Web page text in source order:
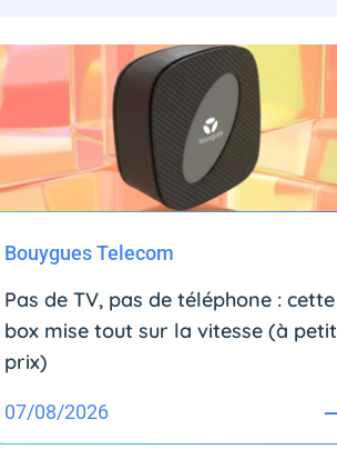
Bouygues Telecom
Pas de TV, pas de téléphone : cette
box mise tout sur la vitesse (à petit
prix)
07/08/2026